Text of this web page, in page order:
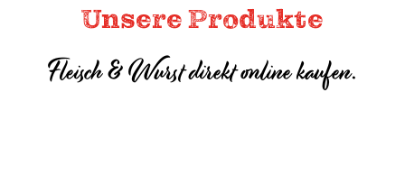
Unsere Produkte
Fleisch & Wurst direkt online kaufen.